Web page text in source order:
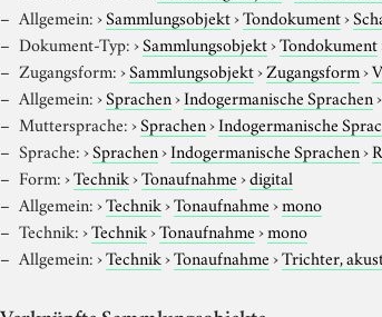
Allgemein:›Sammlungsobjekt›Tondokument›
Dokument-Typ:›Sammlungsobjekt›Tondokument
Zugangsform:›Sammlungsobjekt›Zugangsform›
Allgemein:›Sprachen›Indogermanische Sprachen
Muttersprache:›Sprachen›Indogermanische
Sprache:›Sprachen›Indogermanische Sprachen›
Form:›Technik›Tonaufnahme›digital
Allgemein:›Technik›Tonaufnahme›mono
Technik:›Technik›Tonaufnahme›mono
Allgemein:›Technik›Tonaufnahme›Trichter,